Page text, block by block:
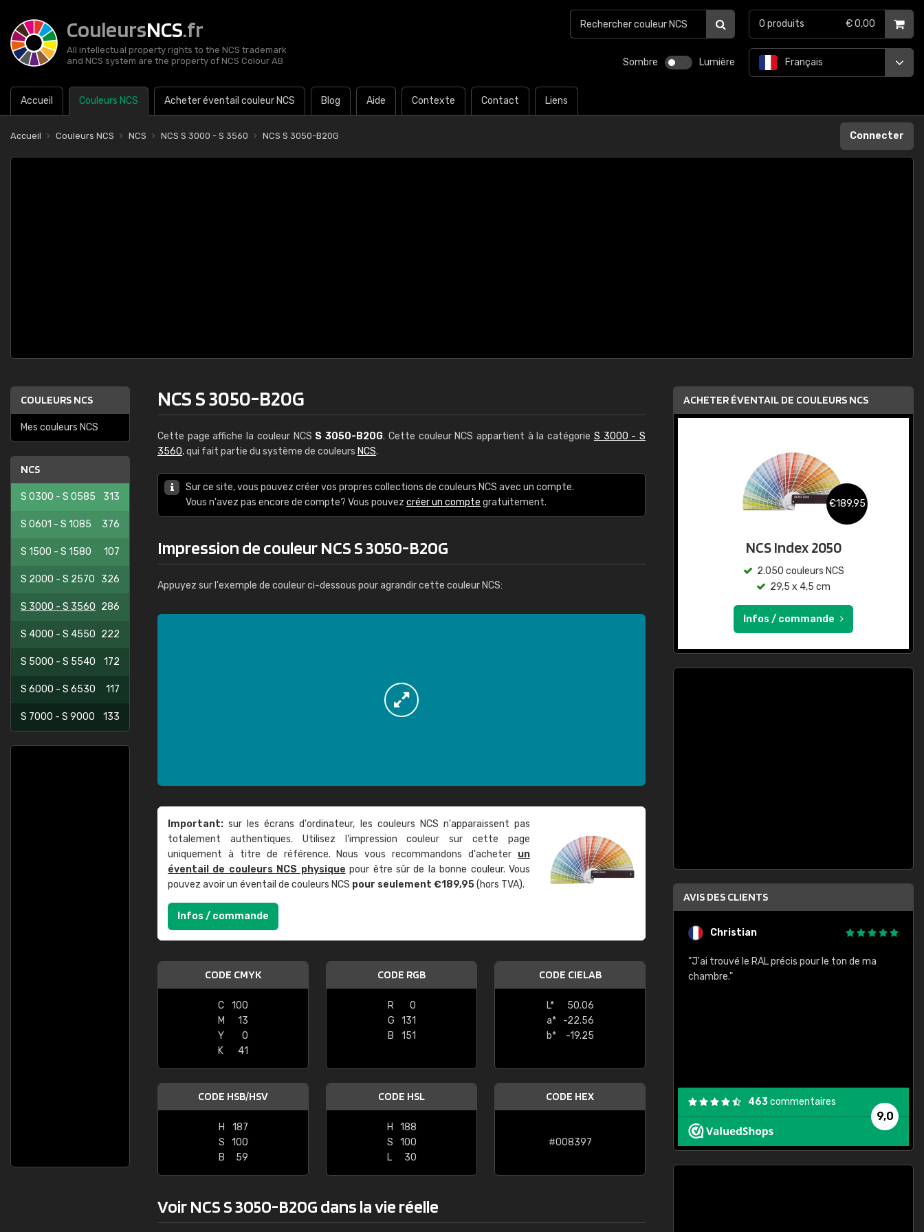
CouleursNCS.fr
All intellectual property rights to the NCS trademark
and NCS system are the property of NCS Colour AB
Sombre Lumière
Accueil Couleurs NCS Acheter éventail couleur NCS Blog Aide Contexte Contact Liens
Français
0 produits € 0,00
Accueil Couleurs NCS NCS NCS S 3000 - S 3560 NCS S 3050-B20G Connecter
COULEURS NCS
Mes couleurs NCS
NCS
S 0300 - S 0585 313
S 0601 - S 1085 376
S 1500 - S 1580 107
S 2000 - S 2570 326
S 3000 - S 3560 286
S 4000 - S 4550 222
S 5000 - S 5540 172
S 6000 - S 6530 117
S 7000 - S 9000 133
NCS S 3050-B20G
Cette page affiche la couleur NCS S 3050-B20G. Cette couleur NCS appartient à la catégorie S 3000 - S
3560, qui fait partie du système de couleurs NCS.
Sur ce site, vous pouvez créer vos propres collections de couleurs NCS avec un compte.
Vous n'avez pas encore de compte? Vous pouvez créer un compte gratuitement.
Impression de couleur NCS S 3050-B20G
Appuyez sur l'exemple de couleur ci-dessous pour agrandir cette couleur NCS:
Important: sur les écrans d'ordinateur, les couleurs NCS n'apparaissent pas
totalement authentiques. Utilisez l'impression couleur sur cette page
uniquement à titre de référence. Nous vous recommandons d'acheter un
éventail de couleurs NCS physique pour être sûr de la bonne couleur. Vous
pouvez avoir un éventail de couleurs NCS pour seulement €189,95(hors TVA).
Infos / commande
CODE CMYK
C
100
M
13
Y
0
K
41
CODE RGB
R
0
G
131
B
151
CODE CIELAB
L*
50.06
a*
-22.56
b*
-19.25
CODE HSB/HSV
H
187
S
100
B
59
CODE HSL
H
188
S
100
L
30
CODE HEX
#008397
Voir NCS S 3050-B20G dans la vie réelle
ACHETER ÉVENTAIL DE COULEURS NCS
€189,95
NCS Index 2050
2.050 couleurs NCS
29,5 x 4,5 cm
Infos / commande
AVIS DES CLIENTS
"Le site ne permet pas de voir clairement quels
sont les produits disponibles. Il y a plusieurs
palettes de couleurs: Classic, Design, etc. On ne
comprend pas qui est quoi. La livraison s'est
bien passé et le produit reçu me convient."
Christian
"J'ai trouvé le RAL précis pour le ton de ma
chambre."
9,0
463commentaires